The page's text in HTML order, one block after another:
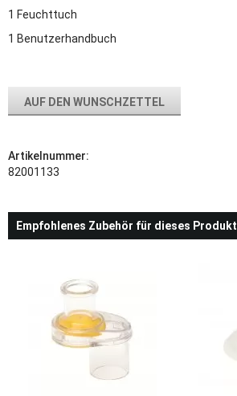
1 Feuchttuch
1 Benutzerhandbuch
AUF DEN WUNSCHZETTEL
Artikelnummer:
82001133
Empfohlenes Zubehör für dieses Produkt